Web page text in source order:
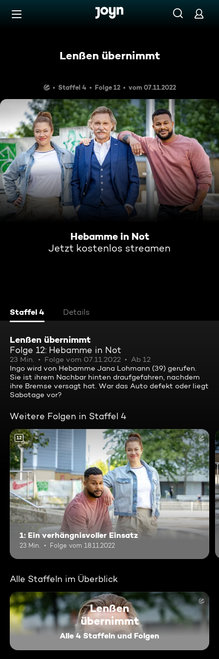
Zum Inhalt springen
Lenßen übernimmt
Staffel 4 Folge 12 vom 07.11.2022
Hebamme in Not
Jetzt kostenlos streamen
Staffel 4 Details
Lenßen übernimmt
Folge 12: Hebamme in Not
23 Min. Folge vom 07.11.2022
Ab 12
Ingo wird von Hebamme Jana Lohmann (39) gerufen.
Sie ist ihrem Nachbar hinten draufgefahren, nachdem
ihre Bremse versagt hat. War das Auto defekt oder liegt
Sabotage vor?
Weitere Folgen in Staffel 4
12
1: Ein verhängnisvoller Einsatz
23 Min. Folge vom 18.11.2022
Alle Staffeln im Überblick
Lenßen
übernimmt
Alle 4 Staffeln und Folgen